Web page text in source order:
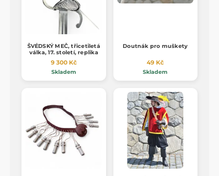
ŠVÉDSKÝ MEČ, třicetiletá
válka, 17. století, replika
9 300 Kč
Skladem
Doutnák pro muškety
49 Kč
Skladem